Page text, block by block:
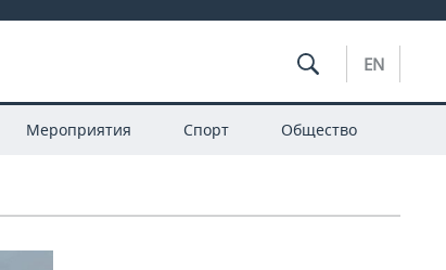
EN
Мероприятия Спорт Общество